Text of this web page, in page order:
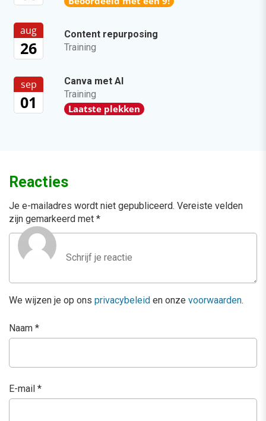
aug
26
Content repurposing
Training
sep
01
Canva met AI
Training
Laatste plekken
Reacties
Je e-mailadres wordt niet gepubliceerd. Vereiste velden
zijn gemarkeerd met *
We wijzen je op ons privacybeleid en onze voorwaarden.
Naam *
E-mail *